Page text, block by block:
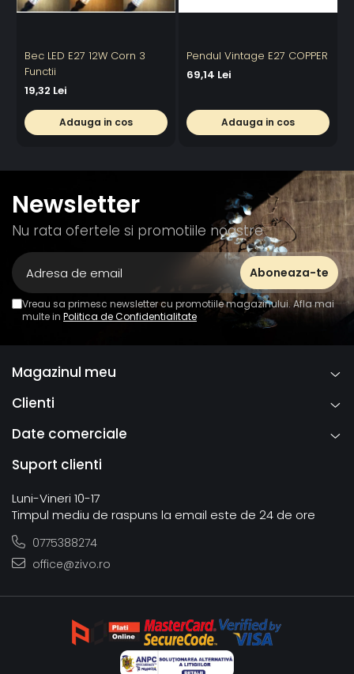
Bec LED E27 12W Corn 3
Functii
19,32 Lei
Adauga in cos
Pendul Vintage E27 COPPER
69,14 Lei
Adauga in cos
Newsletter
Nu rata ofertele si promotiile noastre
Vreau sa primesc newsletter cu promotiile magazinului. Afla mai
multe in Politica de Confidentialitate
Magazinul meu
Clienti
Date comerciale
Suport clienti
Luni-Vineri 10-17
Timpul mediu de raspuns la email este de 24 de ore
0775388274
office@zivo.ro